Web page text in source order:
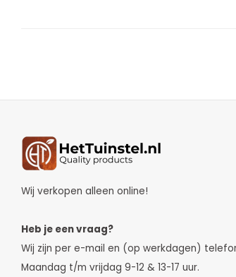
Wij verkopen alleen online!
Heb je een vraag?
Wij zijn per e-mail en (op werkdagen)
Maandag t/m vrijdag 9-12 & 13-17 uur.